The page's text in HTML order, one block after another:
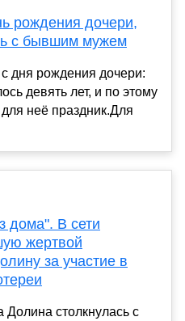
рождения дочери,
с бывшим мужем
дня рождения дочери:
девять лет, и по этому
неё праздник.Для
дома". В сети
жертвой
за участие в
Долина столкнулась с